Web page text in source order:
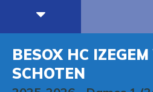
BESOX HC
SCHOTEN